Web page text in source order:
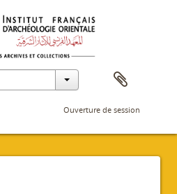
Ouverture de session